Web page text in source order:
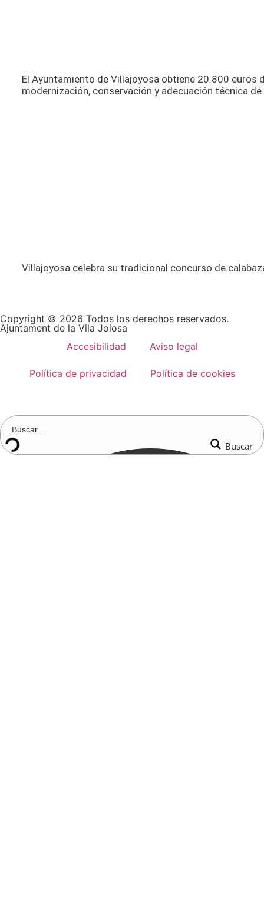
El Ayuntamiento de Villajoyosa obtiene 20.800 euros
modernización, conservación y adecuación técnica de
Villajoyosa celebra su tradicional concurso de
Copyright © 2026 Todos los derechos reservados.
Ajuntament de la Vila Joiosa
Accesibilidad
Aviso legal
Política de privacidad Política de cookies
Buscar